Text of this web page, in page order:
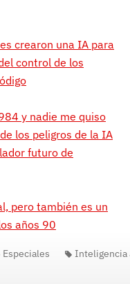
crearon una IA para
control de los
y nadie me quiso
los peligros de la IA
futuro de
pero también es un
años 90
Especiales Inteligencia